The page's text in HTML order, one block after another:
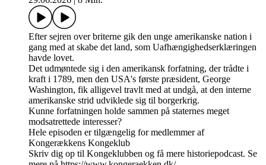
Efter sejren over briterne gik den unge amerikanske nation i
gang med at skabe det land, som Uafhængighedserklæringen
havde lovet.
Det udmøntede sig i den amerikansk forfatning, der trådte i
kraft i 1789, men den USA's første præsident, George
Washington, fik alligevel travlt med at undgå, at den interne
amerikanske strid udviklede sig til borgerkrig.
Kunne forfatningen holde sammen på staternes meget
modsatrettede interesser?
Hele episoden er tilgængelig for medlemmer af
Kongerækkens Kongeklub
Skriv dig op til Kongeklubben og få mere historiepodcast. Se